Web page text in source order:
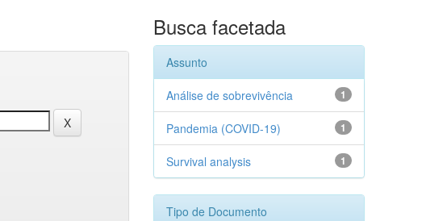
Busca facetada
Assunto
1
Análise de sobrevivência
1
Pandemia (COVID-19)
1
Survival analysis
Tipo de Documento